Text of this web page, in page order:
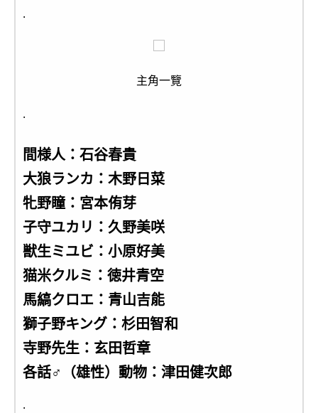
.
主角一覽
.
間様人：石谷春貴
大狼ランカ：木野日菜
牝野瞳：宮本侑芽
子守ユカリ：久野美咲
獣生ミユビ：小原好美
猫米クルミ：徳井青空
馬縞クロエ：青山吉能
獅子野キング：杉田智和
寺野先生：玄田哲章
各話♂（雄性）動物：津田健次郎
.